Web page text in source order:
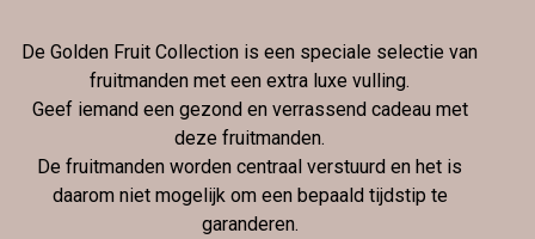
De Golden Fruit Collection is een speciale selectie van
fruitmanden met een extra luxe vulling.
Geef iemand een gezond en verrassend cadeau met
deze fruitmanden.
De fruitmanden worden centraal verstuurd en het is
daarom niet mogelijk om een bepaald tijdstip te
garanderen.